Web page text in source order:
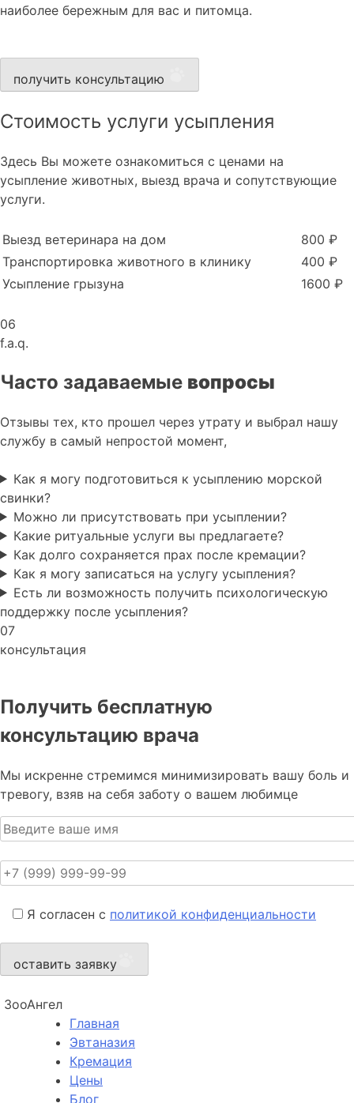
наиболее бережным для вас и питомца.
получить консультацию
Стоимость услуги усыпления
Здесь Вы можете ознакомиться с ценами на
усыпление животных, выезд врача и сопутствующие
услуги.
Выезд ветеринара на дом
800 ₽
Транспортировка животного в клинику
400 ₽
Усыпление грызуна
1600 ₽
06
f.a.q.
Часто задаваемые вопросы
Отзывы тех, кто прошел через утрату и выбрал нашу
службу в самый непростой момент,
Как я могу подготовиться к усыплению морской
свинки?
Можно ли присутствовать при усыплении?
Какие ритуальные услуги вы предлагаете?
Как долго сохраняется прах после кремации?
Как я могу записаться на услугу усыпления?
Есть ли возможность получить психологическую
поддержку после усыпления?
07
консультация
Получить бесплатную
консультацию врача
Мы искренне стремимся минимизировать вашу боль и
тревогу, взяв на себя заботу о вашем любимце
Я согласен с политикой конфиденциальности
оставить заявку
ЗооАнгел
Главная
Эвтаназия
Кремация
Цены
Блог